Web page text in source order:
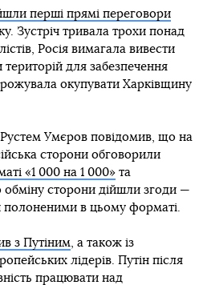
перші прямі переговори
Зустріч тривала трохи понад
Росія вимагала вивести
територій для забезпечення
окупувати Харківщину
Умєров повідомив, що на
сторони обговорили
«1 000 на 1 000» та
сторони дійшли згоди —
полоненими в цьому форматі.
з Путіним , а також із
лідерів. Путін після
працювати над